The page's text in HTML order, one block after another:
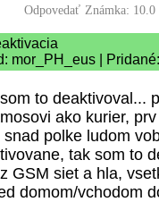
Odpovedať Známka: 10.0
mor_PH_eus |
to deaktivoval...
ako kurier,
snad polke ludom
tak som to
GSM siet a hla,
domom/vchodom